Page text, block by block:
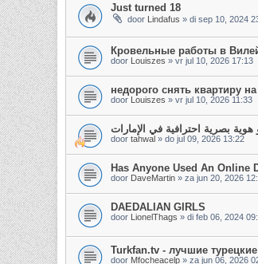
Just turned 18
door Lindafus » di sep 10, 2024
Кровельные работы в
door Louiszes » vr jul 10, 2026 17:13
недорого снять квартиру
door Louiszes » vr jul 10, 2026 11:33
بصرية احترافية في الإمارات
door tahwal » do jul 09, 2026 13:22
Has Anyone Used An
door DaveMartin » za jun 20, 2026
DAEDALIAN GIRLS
door LionelThags » di feb 06, 2024
Turkfan.tv - лучшие
door Mfocheacelp » za jun 06, 2026